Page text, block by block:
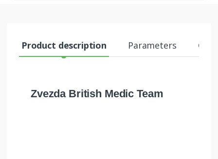
Product description Parameters
Zvezda British Medic Team